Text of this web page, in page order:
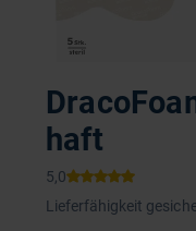
haft
Lieferfähigkeit